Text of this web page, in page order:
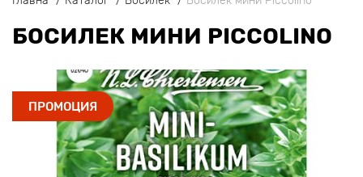
БОСИЛЕК МИНИ PICCOLINO
ПРОМОЦИЯ